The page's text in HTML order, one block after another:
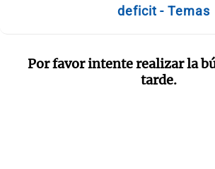
deficit - Temas
Por favor intente realizar la
tarde.